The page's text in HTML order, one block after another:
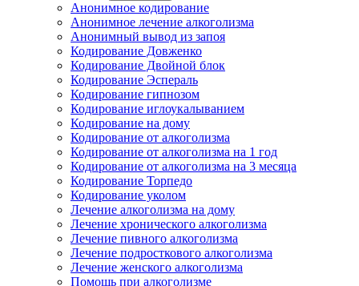
Анонимное кодирование
Анонимное лечение алкоголизма
Анонимный вывод из запоя
Кодирование Довженко
Кодирование Двойной блок
Кодирование Эспераль
Кодирование гипнозом
Кодирование иглоукалыванием
Кодирование на дому
Кодирование от алкоголизма
Кодирование от алкоголизма на 1 год
Кодирование от алкоголизма на 3 месяца
Кодирование Торпедо
Кодирование уколом
Лечение алкоголизма на дому
Лечение хронического алкоголизма
Лечение пивного алкоголизма
Лечение подросткового алкоголизма
Лечение женского алкоголизма
Помощь при алкоголизме